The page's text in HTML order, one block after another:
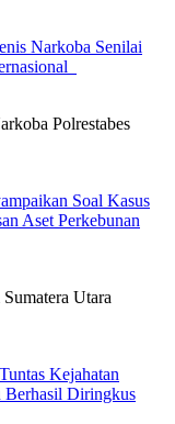
Narkoba Senilai
Polrestabes
Soal Kasus
Aset Perkebunan
Utara
Kejahatan
Berhasil Diringkus